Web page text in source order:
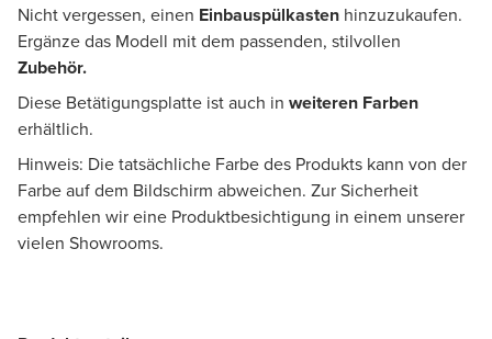
Nicht vergessen, einen Einbauspülkasten hinzuzukaufen.
Ergänze das Modell mit dem passenden, stilvollen
Zubehör.
Diese Betätigungsplatte ist auch in weiteren Farben
erhältlich.
Hinweis: Die tatsächliche Farbe des Produkts kann von der
Farbe auf dem Bildschirm abweichen. Zur Sicherheit
empfehlen wir eine Produktbesichtigung in einem unserer
vielen Showrooms.